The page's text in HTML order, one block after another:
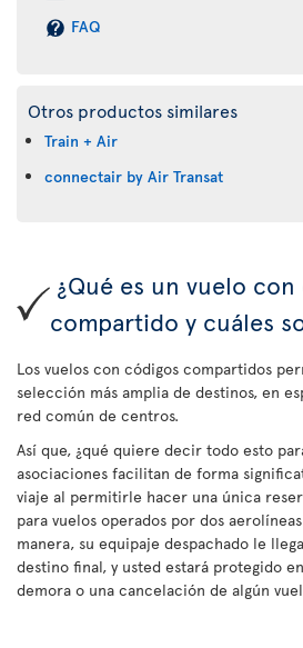
FAQ
Otros productos similares
Train + Air
connectair by Air Transat
¿Qué es un vuelo
compartido y cuáles
Los vuelos con códigos compartidos
selección más amplia de destinos, en
red común de centros.
Así que, ¿qué quiere decir todo esto
asociaciones facilitan de forma
viaje al permitirle hacer una única
para vuelos operados por dos
manera, su equipaje despachado le
destino final, y usted estará protegido
demora o una cancelación de algún